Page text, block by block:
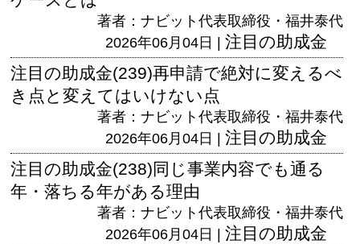
著者：ナビット代表取締役・福井泰代
2026年06月04日 | 注目の助成金
注目の助成金(239)再申請で絶対に変えるべ
き点と変えてはいけない点
著者：ナビット代表取締役・福井泰代
2026年06月04日 | 注目の助成金
注目の助成金(238)同じ事業内容でも通る
年・落ちる年がある理由
著者：ナビット代表取締役・福井泰代
2026年06月04日 | 注目の助成金